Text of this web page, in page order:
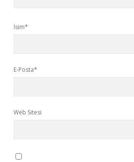
İsim*
E-Posta*
Web Sitesi